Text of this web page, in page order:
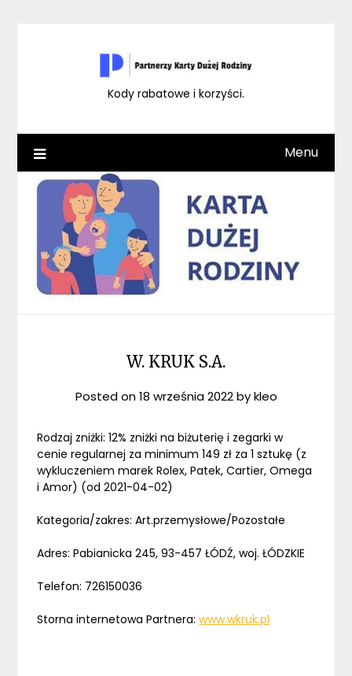
Kody rabatowe i korzyści.
Menu
W. KRUK S.A.
Posted on18 września 2022bykleo
Rodzaj zniżki: 12% zniżki na biżuterię i zegarki w
cenie regularnej za minimum 149 zł za 1 sztukę (z
wykluczeniem marek Rolex, Patek, Cartier, Omega
i Amor) (od 2021-04-02)
Kategoria/zakres: Art.przemysłowe/Pozostałe
Adres: Pabianicka 245, 93-457 ŁÓDŹ, woj. ŁÓDZKIE
Telefon: 726150036
Storna internetowa Partnera:www.wkruk.pl